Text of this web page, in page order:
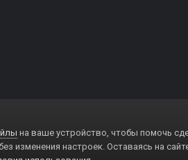
на ваше устройство, чтобы помочь
изменения настроек. Оставаясь на